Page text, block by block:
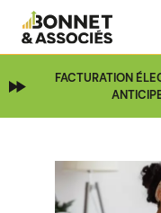
FACTURATION